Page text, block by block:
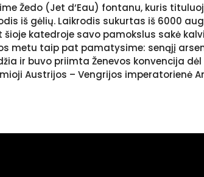
Žedo (Jet d‘Eau) fontanu, kuris
iš gėlių. Laikrodis sukurtas iš 6000
katedroje savo pamokslus sakė
metu taip pat pamatysime: senąjį
ir buvo priimta Ženevos konvencija
Austrijos – Vengrijos imperatorienė